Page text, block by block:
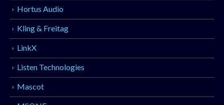
Hortus Audio
Kling & Freitag
LinkX
Listen Technologies
Mascot